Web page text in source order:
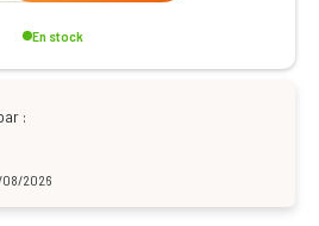
En stock
:
08/2026